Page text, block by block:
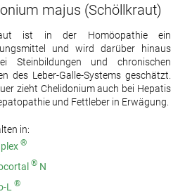
majus (Schöllkraut)
ist in der Homöopathie ein
und wird darüber hinaus
Steinbildungen und chronischen
des Leber-Galle-Systems geschätzt.
zieht Chelidonium auch bei Hepatis
und Fettleber in Erwägung.
in:
®
® N
L ®